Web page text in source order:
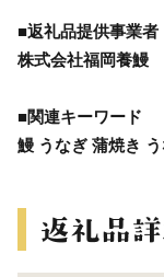
■返礼品提供事業者
株式会社福岡養鰻
■関連キーワード
鰻 うなぎ 蒲焼き